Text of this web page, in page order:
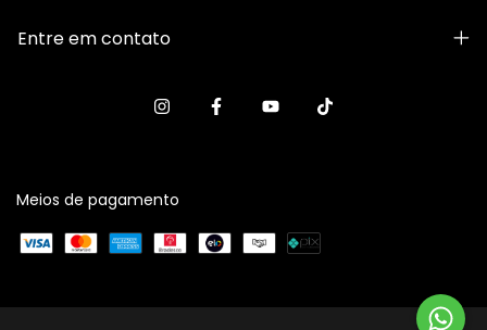
Entre em contato
Meios de pagamento